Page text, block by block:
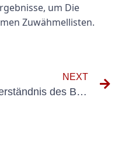
um Die
Zuwähmellisten.
NEXT
Verständnis des BGV A3 -Prüfung -Intervalls: Was Sie wissen müssen